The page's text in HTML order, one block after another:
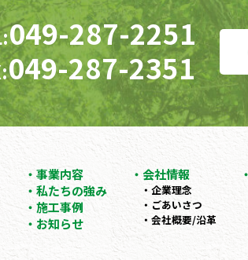
049-287-2251
049-287-2351
事業内容
私たちの強み
施工事例
お知らせ
会社情報
企業理念
ごあいさつ
会社概要/沿革